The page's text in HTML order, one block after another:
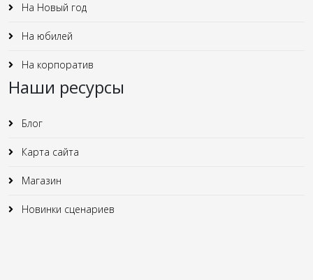
На Новый год
На юбилей
На корпоратив
Наши ресурсы
Блог
Карта сайта
Магазин
Новинки сценариев